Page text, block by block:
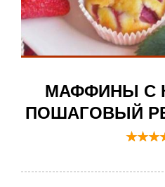
МАФФИНЫ С
ПОШАГОВЫЙ